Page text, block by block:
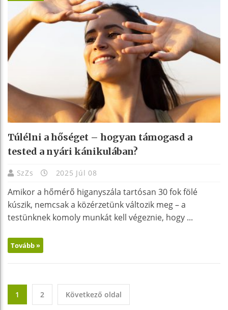
Túlélni a hőséget – hogyan támogasd a
tested a nyári kánikulában?
SzZs 2025 Júl 08
Amikor a hőmérő higanyszála tartósan 30 fok fölé
kúszik, nemcsak a közérzetünk változik meg – a
testünknek komoly munkát kell végeznie, hogy ...
Tovább »
1 2 Következő oldal